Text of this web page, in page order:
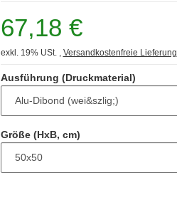
67,18 €
exkl. 19% USt. , Versandkostenfreie Lieferung
Ausführung (Druckmaterial)
Größe (HxB, cm)